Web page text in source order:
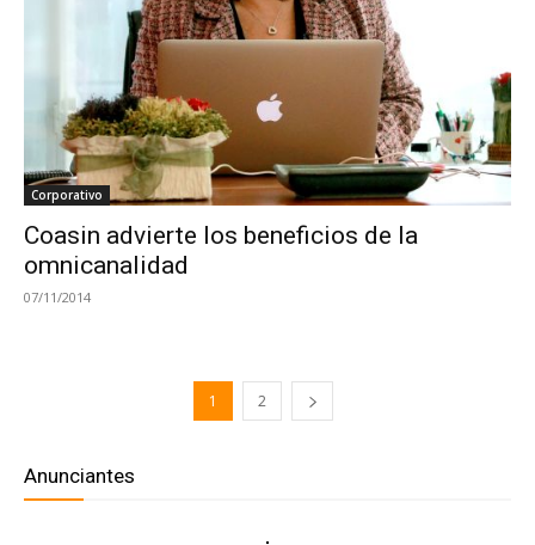
Corporativo
Coasin advierte los beneficios de la
omnicanalidad
07/11/2014
1 2
Anunciantes